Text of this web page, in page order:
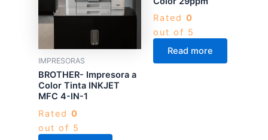
IMPRESORAS
BROTHER- Impresora a
Color Tinta INKJET
MFC 4-IN-1
Rated 0
out of 5
Rated 0
out of 5
Read more